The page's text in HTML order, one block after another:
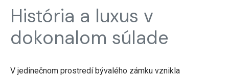
História a luxus v
dokonalom súlade
V jedinečnom prostredí bývalého zámku vznikla